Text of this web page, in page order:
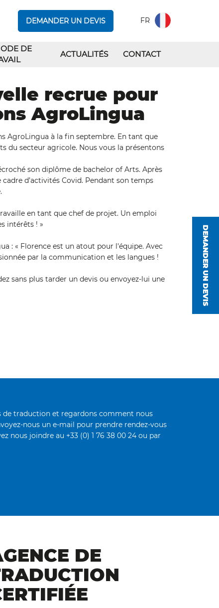
DEMANDER UN DEVIS FR
DE
ACTUALITÉS CONTACT
recrue pour
AgroLingua
AgroLingua à la fin septembre. En tant que
du secteur agricole. Nous vous la présentons
son diplôme de bachelor of Arts. Après
d’activités Covid. Pendant son temps
en tant que chef de projet. Un emploi
intérêts ! »
: « Florence est un atout pour l'équipe. Avec
par la communication et les langues !
sans plus tarder un devis ou envoyez-lui une
de traduction et regardons comment nous
nous un e-mail pour prendre rendez-vous
nous joindre au +33 (0) 1 76 38 00 24 ou par
DE
DEMANDER UN DEVIS